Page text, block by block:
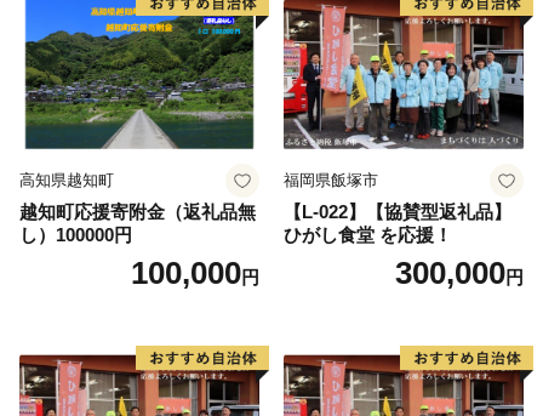
高知県越知町
越知町応援寄附金（返礼品無
し）100000円
100,000円
福岡県飯塚市
【L-022】【協賛型返礼品】
ひがし食堂 を応援！
300,000円